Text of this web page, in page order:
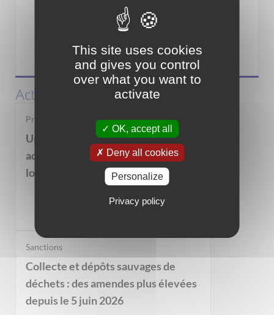
Associations
Actualités
Propriétaires bailleurs
Un dispositif pour vous
accompagner dans la mise en
location de votre bien immobilier
Sanctions
Collecte et dépôts sauvages de
déchets : des amendes plus élevées
depuis le 5 juin 2026
This site uses cookies
and gives you control
over what you want to
activate
OK, accept all
Deny all cookies
Personalize
Privacy policy